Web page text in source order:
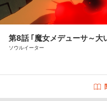
第8話 ｢魔女メデューサ～大
ソウルイーター